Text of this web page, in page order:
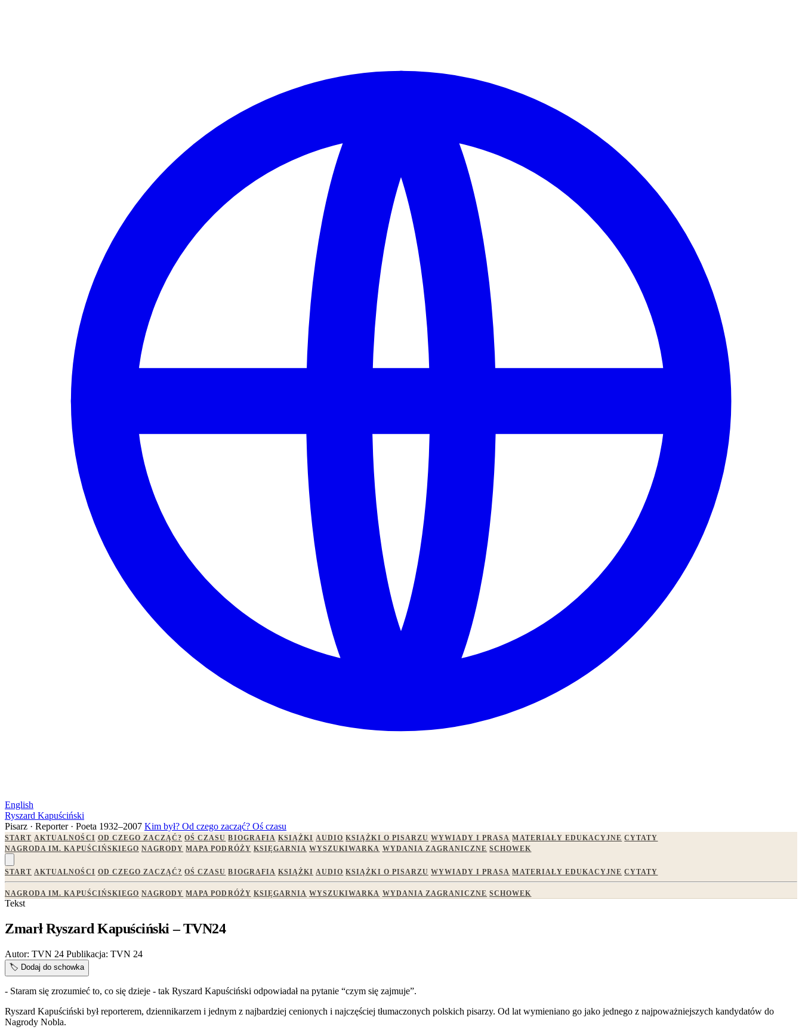
English
Ryszard Kapuściński
Pisarz · Reporter · Poeta 1932–2007 Kim był? Od czego zacząć? Oś czasu
START AKTUALNOŚCI OD CZEGO ZACZĄĆ? OŚ CZASU BIOGRAFIA KSIĄŻKI AUDIO KSIĄŻKI O PISARZU WYWIADY I PRASA MATERIAŁY EDUKACYJNE CYTATY
NAGRODA IM. KAPUŚCIŃSKIEGO NAGRODY MAPA PODRÓŻY KSIĘGARNIA WYSZUKIWARKA WYDANIA ZAGRANICZNE SCHOWEK
START AKTUALNOŚCI OD CZEGO ZACZĄĆ? OŚ CZASU BIOGRAFIA KSIĄŻKI AUDIO KSIĄŻKI O PISARZU WYWIADY I PRASA MATERIAŁY EDUKACYJNE CYTATY
NAGRODA IM. KAPUŚCIŃSKIEGO NAGRODY MAPA PODRÓŻY KSIĘGARNIA WYSZUKIWARKA WYDANIA ZAGRANICZNE SCHOWEK
Tekst
Zmarł Ryszard Kapuściński – TVN24
Autor: TVN 24 Publikacja: TVN 24
🏷️ Dodaj do schowka
- Staram się zrozumieć to, co się dzieje - tak Ryszard Kapuściński odpowiadał na pytanie “czym się zajmuje”.
Ryszard Kapuściński był reporterem, dziennikarzem i jednym z najbardziej cenionych i najczęściej tłumaczonych polskich pisarzy. Od lat wymieniano go jako jednego z najpoważniejszych kandydatów do
Nagrody Nobla.